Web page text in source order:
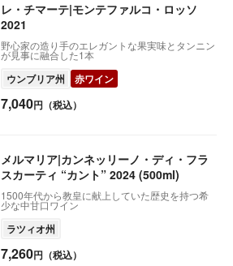
レ・チマーテ|モンテファルコ・ロッソ
2021
野心家の造り手のエレガントな果実味とタンニン
が見事に融合した1本
ウンブリア州 赤ワイン
7,040円（税込）
メルマリア|カンネッリーノ・ディ・フラ
スカーティ “カント” 2024 (500ml)
1500年代から教皇に献上していた歴史を持つ希
少な中甘口ワイン
ラツィオ州
7,260円（税込）